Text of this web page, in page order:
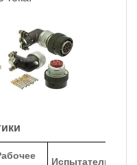
Испытательное